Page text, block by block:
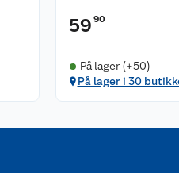
59 90
På lager (+50)
På lager i 30